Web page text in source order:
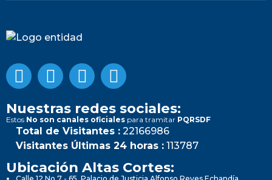
Nuestras redes sociales:
Estos No son canales oficiales para tramitar PQRSDF
Total de Visitantes : 22166986
Visitantes Últimas 24 horas : 113787
Ubicación Altas Cortes: